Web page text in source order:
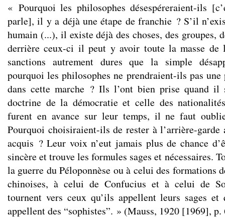
« Pourquoi les philosophes désespéreraient-ils
parle], il y a déjà une étape de franchie ? S’il
humain (...), il existe déjà des choses, des groupes,
derrière ceux-ci il peut y avoir toute la masse de
sanctions autrement dures que la simple
pourquoi les philosophes ne prendraient-ils pas une
dans cette marche ? Ils l’ont bien prise quand il
doctrine de la démocratie et celle des
furent en avance sur leur temps, il ne faut
Pourquoi choisiraient-ils de rester à l’arrière-garde
acquis ? Leur voix n’eut jamais plus de chance
sincère et trouve les formules sages et nécessaires.
la guerre du Péloponnèse ou à celui des formations
chinoises, à celui de Confucius et à celui de
tournent vers ceux qu’ils appellent leurs sages et
appellent des “sophistes”. » (Mauss, 1920 [1969],